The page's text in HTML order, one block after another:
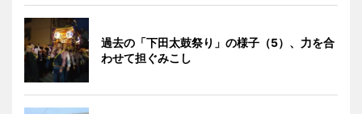
過去の「下田太鼓祭り」の様子（5）、力を合
わせて担ぐみこし